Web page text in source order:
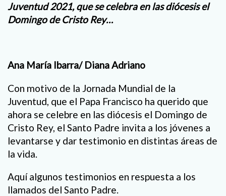
Juventud 2021, que se celebra en las diócesis el
Domingo de Cristo Rey…
Ana María Ibarra/ Diana Adriano
Con motivo de la Jornada Mundial de la
Juventud, que el Papa Francisco ha querido que
ahora se celebre en las diócesis el Domingo de
Cristo Rey, el Santo Padre invita a los jóvenes a
levantarse y dar testimonio en distintas áreas de
la vida.
Aquí algunos testimonios en respuesta a los
llamados del Santo Padre.